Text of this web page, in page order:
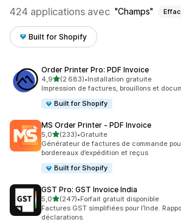
424 applications avec Champs
Built for Shopify
Order Printer Pro: PDF Invoice
4,9étoile(s) sur 5
(2 683)
2683 avis au total
•Installation gratuite
Impression de factures, brouillons et
Built for Shopify
MS Order Printer ‑ PDF Invoice
5,0étoile(s) sur 5
(233)
233 avis au total
•Gratuite
Générateur de factures de commande
bordereaux d’expédition et reçus
Built for Shopify
GST Pro: GST Invoice India
5,0étoile(s) sur 5
(247)
247 avis au total
•Forfait gratuit disponible
Factures GST simplifiées pour l’Inde.
déclarations.